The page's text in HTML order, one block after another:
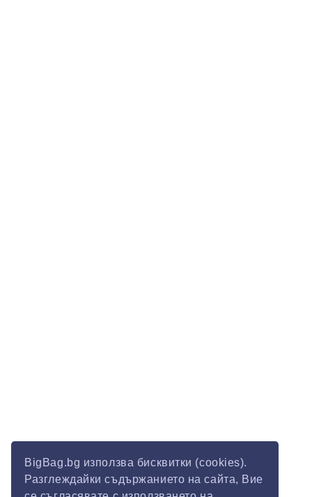
BigBag.bg използва бисквитки (cookies).
Разглеждайки съдържанието на сайта, Вие